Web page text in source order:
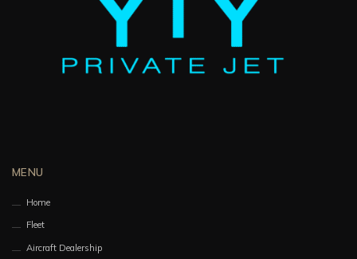
MENU
Home
Fleet
Aircraft Dealership